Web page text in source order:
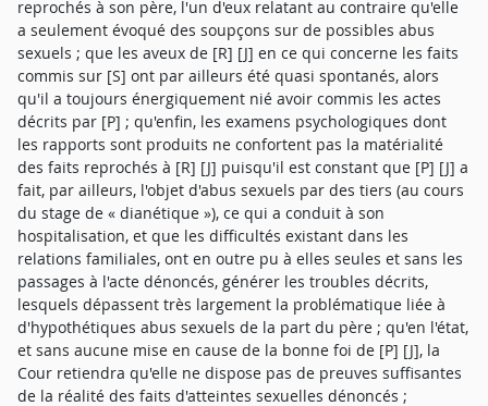
reprochés à son père, l'un d'eux relatant au contraire qu'elle
a seulement évoqué des soupçons sur de possibles abus
sexuels ; que les aveux de [R] [J] en ce qui concerne les faits
commis sur [S] ont par ailleurs été quasi spontanés, alors
qu'il a toujours énergiquement nié avoir commis les actes
décrits par [P] ; qu'enfin, les examens psychologiques dont
les rapports sont produits ne confortent pas la matérialité
des faits reprochés à [R] [J] puisqu'il est constant que [P] [J] a
fait, par ailleurs, l'objet d'abus sexuels par des tiers (au cours
du stage de « dianétique »), ce qui a conduit à son
hospitalisation, et que les difficultés existant dans les
relations familiales, ont en outre pu à elles seules et sans les
passages à l'acte dénoncés, générer les troubles décrits,
lesquels dépassent très largement la problématique liée à
d'hypothétiques abus sexuels de la part du père ; qu'en l'état,
et sans aucune mise en cause de la bonne foi de [P] [J], la
Cour retiendra qu'elle ne dispose pas de preuves suffisantes
de la réalité des faits d'atteintes sexuelles dénoncés ;